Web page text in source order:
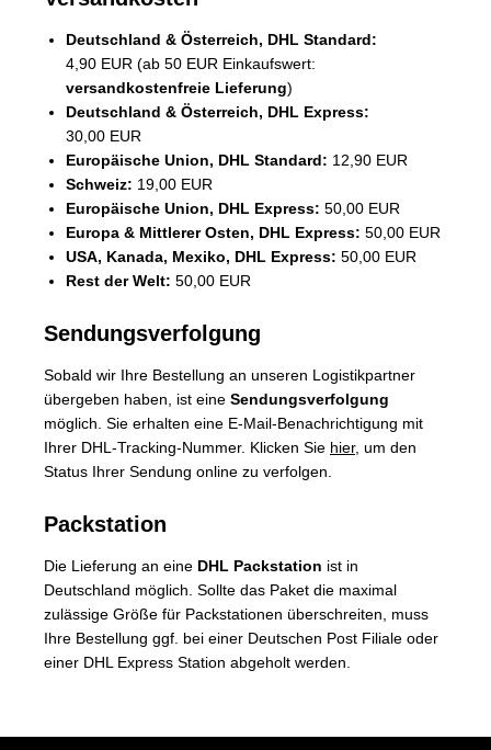
Deutschland & Österreich, DHL Standard:
4,90 EUR (ab 50 EUR Einkaufswert:
versandkostenfreie Lieferung)
Deutschland & Österreich, DHL Express:
30,00 EUR
Europäische Union, DHL Standard: 12,90 EUR
Schweiz: 19,00 EUR
Europäische Union, DHL Express: 50,00 EUR
Europa & Mittlerer Osten, DHL Express: 50,00 EUR
USA, Kanada, Mexiko, DHL Express: 50,00 EUR
Rest der Welt: 50,00 EUR
Sendungsverfolgung
Sobald wir Ihre Bestellung an unseren Logistikpartner
übergeben haben, ist eine Sendungsverfolgung
möglich. Sie erhalten eine E-Mail-Benachrichtigung mit
Ihrer DHL-Tracking-Nummer. Klicken Sie hier, um den
Status Ihrer Sendung online zu verfolgen.
Packstation
Die Lieferung an eine DHL Packstation ist in
Deutschland möglich. Sollte das Paket die maximal
zulässige Größe für Packstationen überschreiten, muss
Ihre Bestellung ggf. bei einer Deutschen Post Filiale oder
einer DHL Express Station abgeholt werden.